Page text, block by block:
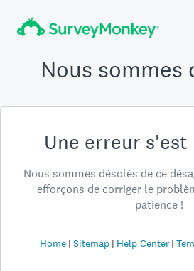
Nous sommes
Une erreur
Nous sommes désolés de ce
efforçons de corriger le
patience !
Home Sitemap Help Center